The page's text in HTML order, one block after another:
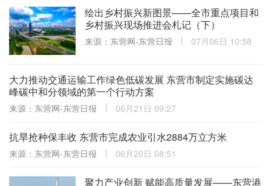
绘出乡村振兴新图景——全市重点项目和
乡村振兴现场推进会札记（下）
来源：东营网-东营日报 07月06日 10:58
大力推动交通运输工作绿色低碳发展 东营市制定实施碳达
峰碳中和分领域的第一个行动方案
来源：东营网-东营日报 06月21日 09:27
抗旱抢种保丰收 东营市完成农业引水2884万立方米
来源：东营网-东营日报 06月20日 08:51
聚力产业创新 赋能高质量发展——东营港